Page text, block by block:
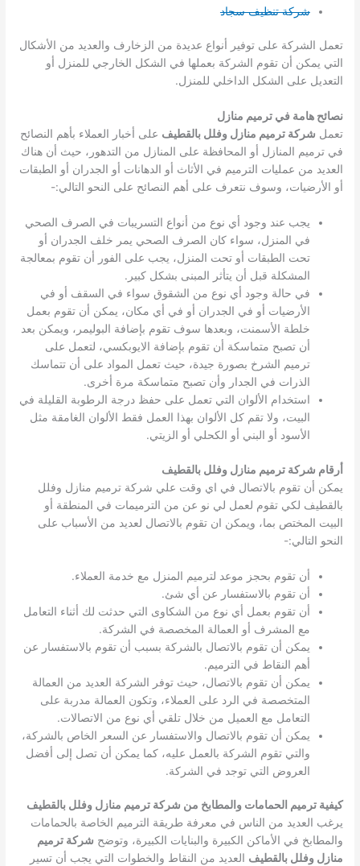
شركة تنظيف سجاد
تعمل الشركة على توفير أنواع عديدة من الزخارف والعديد من الأشكال
التي يمكن أن تقوم الشركة بعملها في الشكل الخارجي للمنزل أو
التعديل على الشكل الداخلي للمنزل.
نصائح هامة في ترميم منازل
تعمل شركة ترميم منازل وفلل بالقطيف على أخبار العملاء بأهم النصائح
في ترميم المنازل أو المحافظة على المنازل من التدهور، حيث أن هناك
العديد من عمليات الترميم في الأثاث أو الدهانات أو الجدران أو الطبقات
أو الأرضيات، وسوف نتعرف على أهم النصائح على النحو التالي:-
يجب عند وجود أي نوع من أنواع التسريبات في الصرف الصحي
في المنزل، سواء كان الصرف الصحي يمر خلف الجدران أو
تحت الطبقات أو تحت المنزل، يجب على الفور أن تقوم بمعالجة
المشكلة قبل أن يتأثر المبنى بشكل كبير.
في حالة وجود أي نوع من الشقوق سواء في السقف أو في
الأرضيات أو في الجدران أو في أي مكان، يمكن أن تقوم بعمل
خلطة الأسمنت، وبعدها سوف تقوم بإضافة البوليمر، ويمكن بعد
أن تصبح متماسكة أن تقوم بإضافة الايوبكسي، لتعمل على
ترميم الشرخ بصورة جيدة، حيث تعمل المواد على أن تتماسك
الذرات في الجدار وأن تصبح متماسكة مرة أخرى.
استخدام الألوان التي تعمل على حفظ درجة الرطوبة القليلة في
البيت، ولا تقم كل الألوان بهذا العمل فقط الألوان الغامقة مثل
الأسود أو البني أو الكحلي أو الزيتي.
أرقام شركة ترميم منازل وفلل بالقطيف
يمكن أن تقوم بالاتصال في اي وقت علي شركة ترميم منازل وفلل
بالقطيف لكي تقوم لعمل لي نو عن من الترميمات في المنطقة أو
البيت المختص بما، ويمكن ان تقوم بالاتصال لعديد من الأسباب على
النحو التالي:-
أن تقوم بحجز موعد لترميم المنزل مع خدمة العملاء.
أن تقوم بالاستفسار عن أي شئ.
أن تقوم بعمل أي نوع من الشكاوى التي حدثت لك أثناء التعامل
مع المشرف أو العمالة المخصصة في الشركة.
يمكن أن تقوم بالاتصال بالشركة بسبب أن تقوم بالاستفسار عن
أهم النقاط في الترميم.
يمكن أن تقوم بالاتصال، حيث توفر الشركة العديد من العمالة
المتخصصة في الرد على العملاء، وتكون العمالة مدربة على
التعامل مع العميل من خلال تلقي أي نوع من الاتصالات.
يمكن أن تقوم بالاتصال والاستفسار عن السعر الخاص بالشركة،
والتي تقوم الشركة بالعمل عليه، كما يمكن أن تصل إلى أفضل
العروض التي توجد في الشركة.
كيفية ترميم الحمامات والمطابخ من شركة ترميم منازل وفلل بالقطيف
يرغب العديد من الناس في معرفة طريقة الترميم الخاصة بالحمامات
والمطابخ في الأماكن الكبيرة والبنايات الكبيرة، وتوضح شركة ترميم
منازل وفلل بالقطيف العديد من النقاط والخطوات التي يجب أن تسير